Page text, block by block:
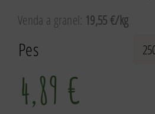
Venda a granel: 19,55 €/kg
Pes
4,89 €